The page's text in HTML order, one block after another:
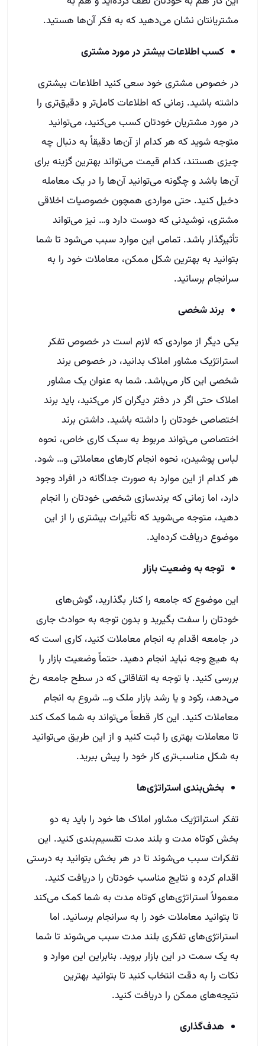
مشتریانتان نشان می‌دهید که به فکر آن‌ها هستید.
کسب اطلاعات بیشتر در مورد مشتری
در خصوص مشتری خود سعی کنید اطلاعات بیشتری
داشته باشید. زمانی که اطلاعات کامل‌تر و دقیق‌تری را
در مورد مشتریان خودتان کسب می‌کنید، می‌توانید
متوجه شوید که هر کدام از آن‌ها دقیقاً به دنبال چه
چیزی هستند، کدام قیمت می‌تواند بهترین گزینه برای
آن‌ها باشد و چگونه می‌توانید آن‌ها را در یک معامله
دخیل کنید. حتی مواردی همچون خصوصیات اخلاقی
مشتری، نوشیدنی که دوست دارد و… نیز می‌تواند
تأثیر‌گذار باشد. تمامی این موارد سبب می‌شود تا شما
بتوانید به بهترین شکل ممکن، معاملات خود را به
سرانجام برسانید.
برند شخصی
یکی دیگر از مواردی که لازم است در خصوص تفکر
استراتژیک مشاور املاک بدانید، در خصوص برند
شخصی این کار می‌باشد. شما به عنوان یک مشاور
املاک حتی اگر در دفتر دیگران کار می‌کنید، باید برند
اختصاصی خودتان را داشته باشید. داشتن برند
اختصاصی می‌تواند مربوط به سبک کاری خاص، نحوه
لباس پوشیدن، نحوه انجام کار‌های معاملاتی و… شود.
هر کدام از این موارد به صورت جداگانه در افراد وجود
دارد، اما زمانی که برند‌سازی شخصی خودتان را انجام
دهید، متوجه می‌شوید که تأثیرات بیشتری را از این
موضوع دریافت کرده‌اید.
توجه به وضعیت بازار
این موضوع که جامعه را کنار بگذارید، گوش‌های
خودتان را سفت بگیرید و بدون توجه به حوادث جاری
در جامعه اقدام به انجام معاملات کنید، کاری است که
به هیچ وجه نباید انجام دهید. حتماً وضعیت بازار را
بررسی کنید. با توجه به اتفاقاتی که در سطح جامعه رخ
می‌دهد، رکود و یا رشد بازار ملک و… شروع به انجام
معاملات کنید. این کار قطعاً می‌تواند به شما کمک کند
تا معاملات بهتری را ثبت کنید و از این طریق می‌توانید
به شکل مناسب‌تری کار خود را پیش ببرید.
بخش‌بندی استراتژی‌ها
تفکر استراتژیک مشاور املاک ها خود را باید به دو
بخش کوتاه مدت و بلند مدت تقسیم‌بندی کنید. این
تفکرات سبب می‌شوند تا در هر بخش بتوانید به درستی
اقدام کرده و نتایج مناسب خودتان را دریافت کنید.
معمولاً استراتژی‌های کوتاه مدت به شما کمک می‌کند
تا بتوانید معاملات خود را به سرانجام برسانید. اما
استراتژی‌های تفکری بلند مدت سبب می‌شوند تا شما
به یک سمت در این بازار بروید. بنابراین این موارد و
نکات را به دقت انتخاب کنید تا بتوانید بهترین
نتیجه‌های ممکن را دریافت کنید.
هدف‌گذاری